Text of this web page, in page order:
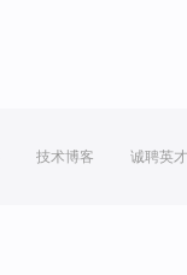
技术博客 诚聘英才